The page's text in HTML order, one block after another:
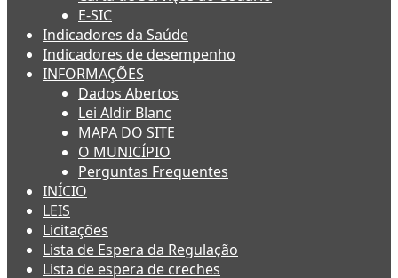
E-SIC
Indicadores da Saúde
Indicadores de desempenho
INFORMAÇÕES
Dados Abertos
Lei Aldir Blanc
MAPA DO SITE
O MUNICÍPIO
Perguntas Frequentes
INÍCIO
LEIS
Licitações
Lista de Espera da Regulação
Lista de espera de creches